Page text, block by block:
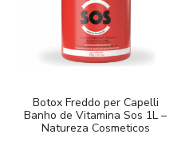
Botox Freddo per Capelli
Banho de Vitamina Sos 1L –
Natureza Cosmeticos